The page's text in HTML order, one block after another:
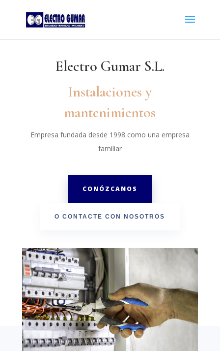
Electro Gumar S.L.
Instalaciones y
mantenimientos
Empresa fundada desde 1998 como una empresa
familiar
CONÓZCANOS
O CONTACTE CON NOSOTROS